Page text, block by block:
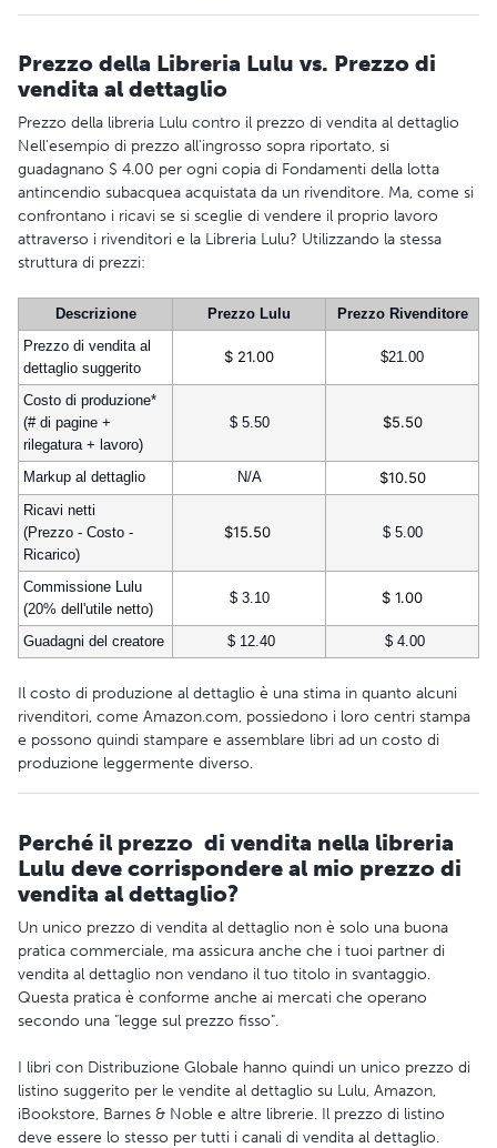
Prezzo della Libreria Lulu vs. Prezzo di
vendita al dettaglio
Prezzo della libreria Lulu contro il prezzo di vendita al dettaglio
Nell'esempio di prezzo all'ingrosso sopra riportato, si
guadagnano $ 4.00 per ogni copia di Fondamenti della lotta
antincendio subacquea acquistata da un rivenditore. Ma, come si
confrontano i ricavi se si sceglie di vendere il proprio lavoro
attraverso i rivenditori e la Libreria Lulu? Utilizzando la stessa
struttura di prezzi:
Descrizione Prezzo Lulu
Prezzo Rivenditore
Prezzo di vendita al
dettaglio suggerito
$ 21.00 $21.00
Costo di produzione*
(# di pagine +
rilegatura + lavoro)
$ 5.50 $5.50
Markup al dettaglio N/A $10.50
Ricavi netti
(Prezzo - Costo -
Ricarico)
$15.50 $ 5.00
Commissione Lulu
(20% dell'utile netto)
$ 3.10 $ 1.00
Guadagni del creatore $ 12.40 $ 4.00
Il costo di produzione al dettaglio è una stima in quanto alcuni
rivenditori, come Amazon.com, possiedono i loro centri stampa
e possono quindi stampare e assemblare libri ad un costo di
produzione leggermente diverso.
Perché il prezzo di vendita nella libreria
Lulu deve corrispondere al mio prezzo di
vendita al dettaglio?
Un unico prezzo di vendita al dettaglio non è solo una buona
pratica commerciale, ma assicura anche che i tuoi partner di
vendita al dettaglio non vendano il tuo titolo in svantaggio.
Questa pratica è conforme anche ai mercati che operano
secondo una "legge sul prezzo fisso".
I libri con Distribuzione Globale hanno quindi un unico prezzo di
listino suggerito per le vendite al dettaglio su Lulu, Amazon,
iBookstore, Barnes & Noble e altre librerie. Il prezzo di listino
deve essere lo stesso per tutti i canali di vendita al dettaglio.